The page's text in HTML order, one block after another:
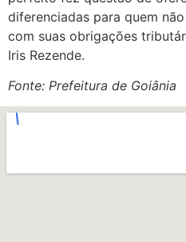
diferenciadas para quem
com suas obrigações
Iris Rezende.
Fonte: Prefeitura de Goiânia